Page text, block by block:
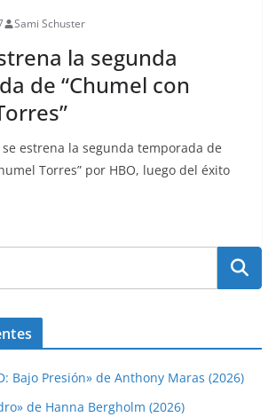
Sami Schuster
la segunda
de “Chumel con
se estrena la segunda temporada de
Torres” por HBO, luego del éxito
Bajo Presión» de Anthony Maras (2026)
de Hanna Bergholm (2026)